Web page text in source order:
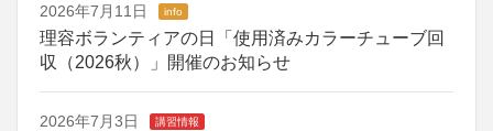
2026年7月11日 info
理容ボランティアの日「使用済みカラーチューブ回
収（2026秋）」開催のお知らせ
2026年7月3日 講習情報